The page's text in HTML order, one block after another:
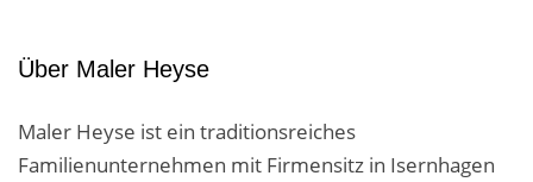
Heyse Lifestyle
Über Maler Heyse
Maler Heyse ist ein traditionsreiches
Familienunternehmen mit Firmensitz in Isernhagen